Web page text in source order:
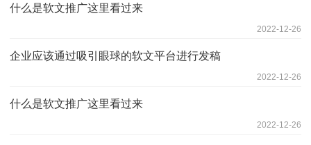
什么是软文推广这里看过来
2022-12-26
企业应该通过吸引眼球的软文平台进行发稿
2022-12-26
什么是软文推广这里看过来
2022-12-26